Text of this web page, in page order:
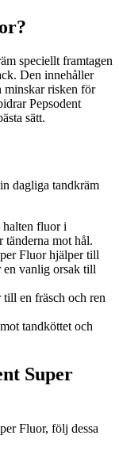
speciellt framtagen
Den innehåller
minskar risken för
Pepsodent
sätt.
dagliga tandkräm
halten fluor i
tänderna mot hål.
Fluor hjälper till
vanlig orsak till
en fräsch och ren
tandköttet och
Super
Fluor, följ dessa